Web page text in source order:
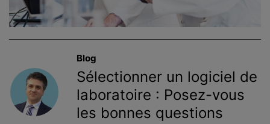
Blog
Sélectionner un logiciel de
laboratoire : Posez-vous
les bonnes questions